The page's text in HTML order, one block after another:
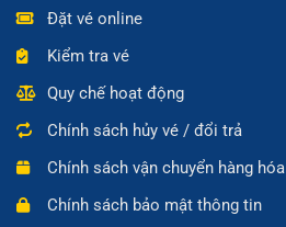
Đặt vé online
Kiểm tra vé
Quy chế hoạt động
Chính sách hủy vé / đổi trả
Chính sách vận chuyển hàng hóa
Chính sách bảo mật thông tin